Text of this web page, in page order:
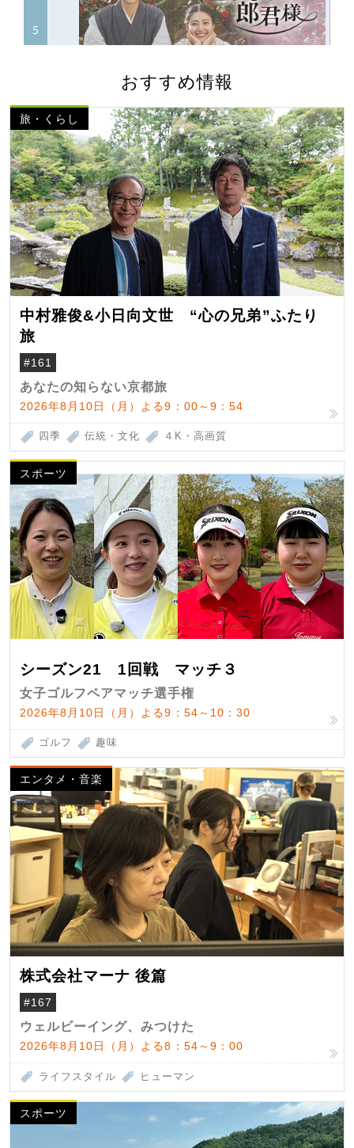
おすすめ情報
旅・くらし
中村雅俊&小日向文世 “心の兄弟”ふたり
旅
#161
あなたの知らない京都旅
2026年8月10日（月）よる9：00～9：54
四季 伝統・文化 ４K・高画質
スポーツ
シーズン21 1回戦 マッチ３
女子ゴルフペアマッチ選手権
2026年8月10日（月）よる9：54～10：30
ゴルフ 趣味
エンタメ・音楽
株式会社マーナ 後篇
#167
ウェルビーイング、みつけた
2026年8月10日（月）よる8：54～9：00
ライフスタイル ヒューマン
スポーツ